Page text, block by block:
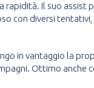
rapidità. Il suo assist
con diversi
in vantaggio la
Ottimo anche